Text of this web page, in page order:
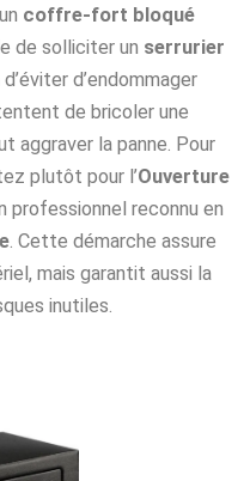
coffre-fort bloqué
de solliciter un serrurier
d’endommager
de bricoler une
aggraver la panne. Pour
plutôt pour l’Ouverture
professionnel reconnu en
. Cette démarche assure
mais garantit aussi la
inutiles.